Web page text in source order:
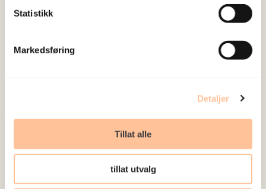
Statistikk
Markedsføring
Detaljer
Tillat alle
tillat utvalg
NKVTS utvikler og sprer kunnskap og kompetanse
om vold og traumatisk stress. Formålet er å bidra
til å forebygge og redusere de helsemessige og
Ansatte
Publikasjoner